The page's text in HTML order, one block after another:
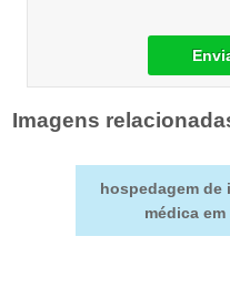
Imagens
hospedagem
médica